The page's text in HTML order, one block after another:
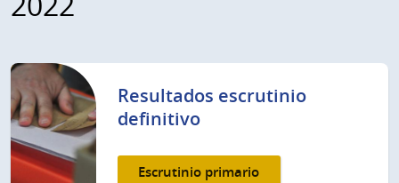
Resultados escrutinio
definitivo
Escrutinio primario